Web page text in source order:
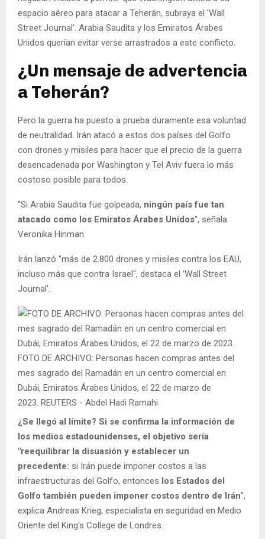
espacio aéreo para atacar a Teherán, subraya el 'Wall
Street Journal'. Arabia Saudita y los Emiratos Árabes
Unidos querían evitar verse arrastrados a este conflicto.
¿Un mensaje de advertencia
a Teherán?
Pero la guerra ha puesto a prueba duramente esa voluntad
de neutralidad. Irán atacó a estos dos países del Golfo
con drones y misiles para hacer que el precio de la guerra
desencadenada por Washington y Tel Aviv fuera lo más
costoso posible para todos.
"Si Arabia Saudita fue golpeada, ningún país fue tan
atacado como los Emiratos Árabes Unidos", señala
Veronika Hinman.
Irán lanzó "más de 2.800 drones y misiles contra los EAU,
incluso más que contra Israel", destaca el 'Wall Street
Journal'.
FOTO DE ARCHIVO: Personas hacen compras antes del
mes sagrado del Ramadán en un centro comercial en
Dubái, Emiratos Árabes Unidos, el 22 de marzo de
2023. REUTERS - Abdel Hadi Ramahi
¿Se llegó al límite? Si se confirma la información de
los medios estadounidenses, el objetivo sería
"reequilibrar la disuasión y establecer un
precedente: si Irán puede imponer costos a las
infraestructuras del Golfo, entonces los Estados del
Golfo también pueden imponer costos dentro de Irán",
explica Andreas Krieg, especialista en seguridad en Medio
Oriente del King's College de Londres.